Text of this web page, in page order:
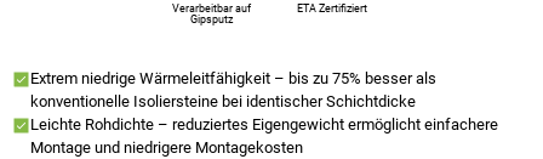
Extrem niedrige Wärmeleitfähigkeit – bis zu 75% besser als
konventionelle Isoliersteine bei identischer Schichtdicke
Leichte Rohdichte – reduziertes Eigengewicht ermöglicht einfachere
Montage und niedrigere Montagekosten
Verarbeitbar auf
Gipsputz
ETA Zertifiziert